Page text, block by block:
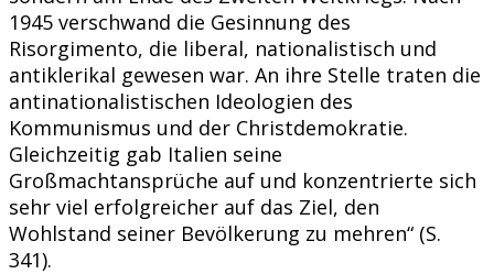
1945 verschwand die Gesinnung des
Risorgimento, die liberal, nationalistisch und
antiklerikal gewesen war. An ihre Stelle traten die
antinationalistischen Ideologien des
Kommunismus und der Christdemokratie.
Gleichzeitig gab Italien seine
Großmachtansprüche auf und konzentrierte sich
sehr viel erfolgreicher auf das Ziel, den
Wohlstand seiner Bevölkerung zu mehren“ (S.
341).